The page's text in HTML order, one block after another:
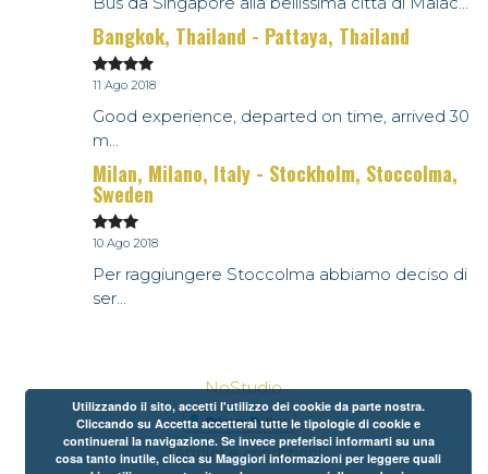
Bangkok, Thailand - Pattaya, Thailand
11 Ago 2018
Good experience, departed on time, arrived 30
m...
Milan, Milano, Italy - Stockholm, Stoccolma,
Sweden
10 Ago 2018
Per raggiungere Stoccolma abbiamo deciso di
ser...
Utilizzando il sito, accetti l'utilizzo dei cookie da parte nostra.
Cliccando su Accetta accetterai tutte le tipologie di cookie e
continuerai la navigazione. Se invece preferisci informarti su una
cosa tanto inutile, clicca su Maggiori informazioni per leggere quali
NoStudio
Termini e condizioni